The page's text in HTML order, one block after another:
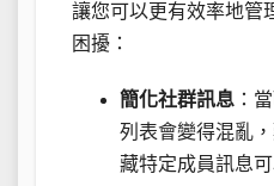
讓您可以更有效率地管
困擾：
簡化社群訊息 ：
列表會變得混亂
藏特定成員訊息